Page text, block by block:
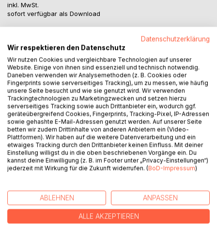
inkl. MwSt.
sofort verfügbar als Download
IN DEN WARENKORB
Auf die Merkliste
Titel bewerten
BESCHREIBUNG
wunderbarer Begleiter für Chöre, die ihr Publikum mit in die
weite Welt nehmen möchten.
Neben folkloristischen Tönen aus Frankreich, Italien,
Datenschutzerklärung
Wir respektieren den Datenschutz
Wir nutzen Cookies und vergleichbare Technologien auf unserer
Website. Einige von ihnen sind essenziell und technisch notwendig.
Daneben verwenden wir Analysemethoden (z. B. Cookies oder
Fingerprints sowie serverseitiges Tracking), um zu messen, wie häufig
unsere Seite besucht und wie sie genutzt wird. Wir verwenden
Trackingtechnologien zu Marketingzwecken und setzen hierzu
serverseitiges Tracking sowie auch Drittanbieter ein, wodurch ggf.
geräteübergreifend Cookies, Fingerprints, Tracking-Pixel, IP-Adressen
sowie gehashte E-Mail-Adressen genutzt werden. Auf unserer Seite
betten wir zudem Drittinhalte von anderen Anbietern ein (Video-
Plattformen). Wir haben auf die weitere Datenverarbeitung und ein
etwaiges Tracking durch den Drittanbieter keinen Einfluss. Mit deiner
Einstellung willigst du in die oben beschriebenen Vorgänge ein. Du
kannst deine Einwilligung (z. B. im Footer unter „Privacy-Einstellungen“)
jederzeit mit Wirkung für die Zukunft widerrufen. (BoD-Impressum)
ABLEHNEN ANPASSEN
ALLE AKZEPTIEREN